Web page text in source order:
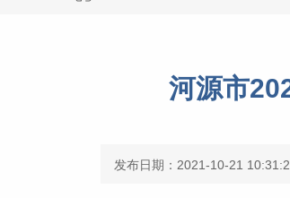
河源市
发布日期：2021-10-21